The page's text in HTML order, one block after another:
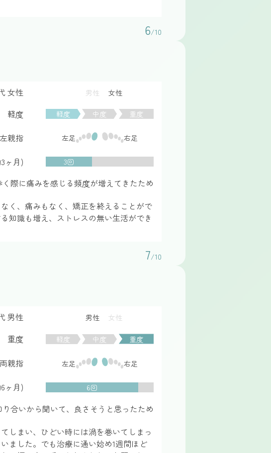
女性 男性 女性
軽度 軽度 中度 重度
左親指 左足 右足
ヶ月) 3回
く際に痛みを感じる頻度が増えてきたため
く、痛みもなく、矯正を終えることがで
知識も増え、ストレスの無い生活ができ
6/10
男性 男性 女性
重度 軽度 中度 重度
両親指 左足 右足
ヶ月) 6回
り合いから聞いて、良さそうと思ったため
しまい、ひどい時には渦を巻いてしまっ
ました。でも治療に通い始め1週間ほど
7/10